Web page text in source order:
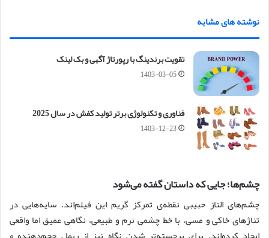
نوشته های مشابه
تقویت برندینگ با رپورتاژ آگهی و بک لینک
1403-03-05
فناوری و تکنولوژی برتر تولید کفش در سال 2025
1403-12-23
چشم‌ها؛ جایی که داستان گفته می‌شود
چشم‌های الناز حبیبی نقطه‌ی تمرکز گریم این فیلم‌اند. سایه‌هایی در
تناژهای خاکی و مسی، با خط چشمی نرم و طبیعی، نگاهی عمیق اما واقعی